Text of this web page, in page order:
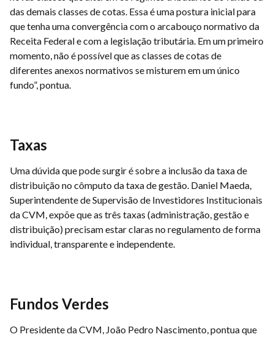
das demais classes de cotas. Essa é uma postura inicial para
que tenha uma convergência com o arcabouço normativo da
Receita Federal e com a legislação tributária. Em um primeiro
momento, não é possível que as classes de cotas de
diferentes anexos normativos se misturem em um único
fundo”, pontua.
Taxas
Uma dúvida que pode surgir é sobre a inclusão da taxa de
distribuição no cômputo da taxa de gestão. Daniel Maeda,
Superintendente de Supervisão de Investidores Institucionais
da CVM, expõe que as três taxas (administração, gestão e
distribuição) precisam estar claras no regulamento de forma
individual, transparente e independente.
Fundos Verdes
O Presidente da CVM, João Pedro Nascimento, pontua que